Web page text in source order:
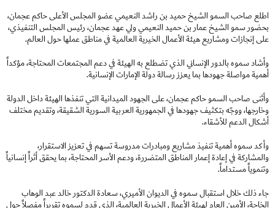
اطلع صاحب السمو الشيخ حميد بن راشد النعيمي عضو المجلس الأعلى حاكم عجمان،
بحضور سمو الشيخ عمار بن حميد النعيمي ولي عهد عجمان، رئيس المجلس التنفيذي،
على إنجازات ومشاريع هيئة الأعمال الخيرية العالمية في مناطق عملها حول العالم.
وأشاد سموه بالدور الإنساني الذي تضطلع به الهيئة في دعم المجتمعات المحتاجة، مؤكداً
أهمية مواصلة جهودها بما يعزز رسالة دولة الإمارات الإنسانية.
وأثنى صاحب السمو حاكم عجمان، على الجهود الميدانية التي تنفذها الهيئة داخل الدولة
وخارجها، ووجّه بتكثيف جهودها في الجمهورية العربية السورية الشقيقة، وتقديم مختلف
أشكال الدعم للأشقاء.
وأكد سموه أهمية تنفيذ مشاريع ومبادرات مدروسة تسهم في تعزيز الاستقرار،
والمشاركة في إعادة إعمار المناطق المتضررة، ودعم الأسر المحتاجة، بما يحقق أثراً إنسانياً
وتنموياً مستداماً.
جاء ذلك خلال استقبال سموه في الديوان الأميري، سعادة الدكتور خالد عبد الوهاب
الخاجة، الأمين العام لهيئة الأعمال الخيرية العالمية، الذي قدم لسموه تقريراً مفصلاً حول